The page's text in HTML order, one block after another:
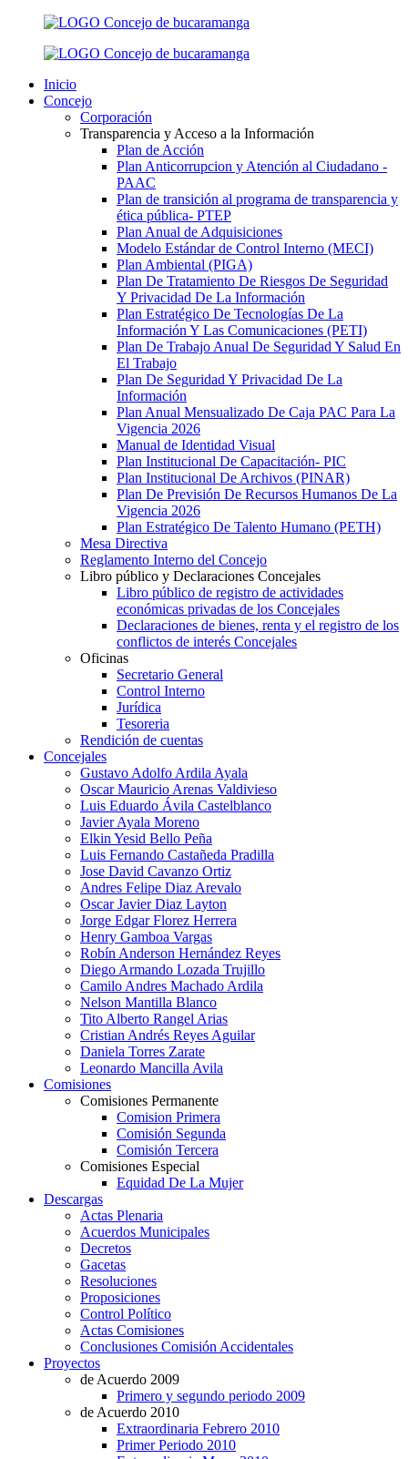
Inicio
Concejo
Corporación
Transparencia y Acceso a la Información
Plan de Acción
Plan Anticorrupcion y Atención al Ciudadano -
PAAC
Plan de transición al programa de transparencia y
ética pública- РТЕР
Plan Anual de Adquisiciones
Modelo Estándar de Control Interno (MECI)
Plan Ambiental (PIGA)
Plan De Tratamiento De Riesgos De Seguridad
Y Privacidad De La Información
Plan Estratégico De Tecnologías De La
Información Y Las Comunicaciones (PETI)
Plan De Trabajo Anual De Seguridad Y Salud En
El Trabajo
Plan De Seguridad Y Privacidad De La
Información
Plan Anual Mensualizado De Caja PAC Para La
Vigencia 2026
Manual de Identidad Visual
Plan Institucional De Capacitación- PIC
Plan Institucional De Archivos (PINAR)
Plan De Previsión De Recursos Humanos De La
Vigencia 2026
Plan Estratégico De Talento Humano (PETH)
Mesa Directiva
Reglamento Interno del Concejo
Libro público y Declaraciones Concejales
Libro público de registro de actividades
económicas privadas de los Concejales
Declaraciones de bienes, renta y el registro de los
conflictos de interés Concejales
Oficinas
Secretario General
Control Interno
Jurídica
Tesoreria
Rendición de cuentas
Concejales
Gustavo Adolfo Ardila Ayala
Oscar Mauricio Arenas Valdivieso
Luis Eduardo Ávila Castelblanco
Javier Ayala Moreno
Elkin Yesid Bello Peña
Luis Fernando Castañeda Pradilla
Jose David Cavanzo Ortiz
Andres Felipe Diaz Arevalo
Oscar Javier Diaz Layton
Jorge Edgar Florez Herrera
Henry Gamboa Vargas
Robín Anderson Hernández Reyes
Diego Armando Lozada Trujillo
Camilo Andres Machado Ardila
Nelson Mantilla Blanco
Tito Alberto Rangel Arias
Cristian Andrés Reyes Aguilar
Daniela Torres Zarate
Leonardo Mancilla Avila
Comisiones
Comisiones Permanente
Comision Primera
Comisión Segunda
Comisión Tercera
Comisiones Especial
Equidad De La Mujer
Descargas
Actas Plenaria
Acuerdos Municipales
Decretos
Gacetas
Resoluciones
Proposiciones
Control Político
Actas Comisiones
Conclusiones Comisión Accidentales
Proyectos
de Acuerdo 2009
Primero y segundo periodo 2009
de Acuerdo 2010
Extraordinaria Febrero 2010
Primer Periodo 2010